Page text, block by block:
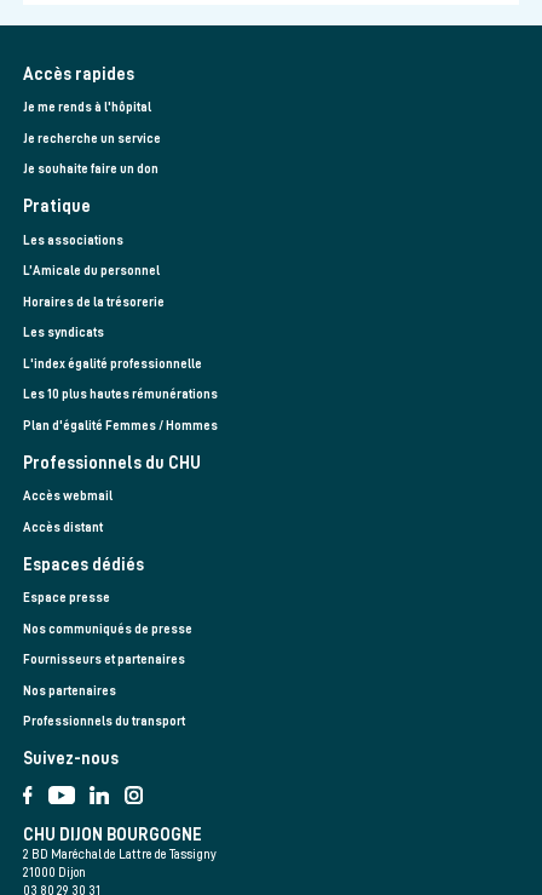
Accès rapides
Je me rends à l'hôpital
Je recherche un service
Je souhaite faire un don
Pratique
Les associations
L’Amicale du personnel
Horaires de la trésorerie
Les syndicats
L'index égalité professionnelle
Les 10 plus hautes rémunérations
Plan d'égalité Femmes / Hommes
Professionnels du CHU
Accès webmail
Accès distant
Espaces dédiés
Espace presse
Nos communiqués de presse
Fournisseurs et partenaires
Nos partenaires
Professionnels du transport
Suivez-nous
CHU DIJON BOURGOGNE
2 BD Maréchal de Lattre de Tassigny
21000 Dijon
03 80 29 30 31